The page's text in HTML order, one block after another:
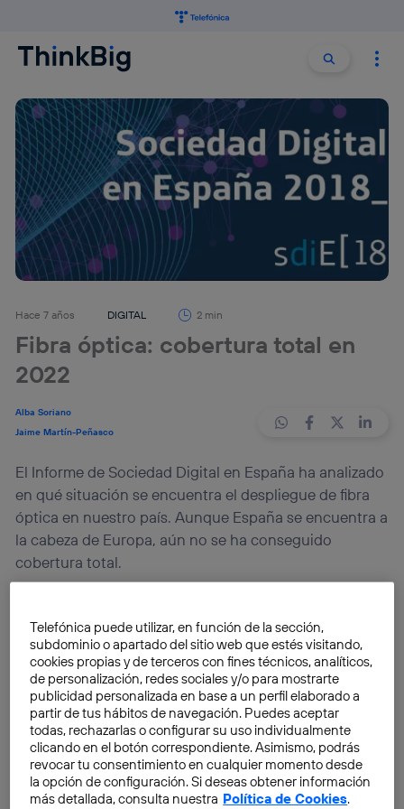
Buscar
Hace 7 años DIGITAL 2 min
Fibra óptica: cobertura total en
2022
Alba Soriano
Jaime Martín-Peñasco
El Informe de Sociedad Digital en España ha analizado
en qué situación se encuentra el despliegue de fibra
óptica en nuestro país. Aunque España se encuentra a
la cabeza de Europa, aún no se ha conseguido
cobertura total.
España hay más fibra que en la suma de las grandes
potencias europeas. Los únicos que superan a
nuestro país en fibra sonCorea del Sur y Japón
La fibra óptica ha aumentado del9%en 2012 al71%
2018 en los hogares españoles.Telefónica, en
concreto, superó la barrera de los20 millones de
hogares pasados con fibra, tan solo 6 años después
Telefónica puede utilizar, en función de la sección,
subdominio o apartado del sitio web que estés visitando,
cookies propias y de terceros con fines técnicos, analíticos,
de personalización, redes sociales y/o para mostrarte
publicidad personalizada en base a un perfil elaborado a
partir de tus hábitos de navegación. Puedes aceptar
todas, rechazarlas o configurar su uso individualmente
clicando en el botón correspondiente. Asimismo, podrás
revocar tu consentimiento en cualquier momento desde
la opción de configuración. Si deseas obtener información
más detallada, consulta nuestra Política de Cookies.